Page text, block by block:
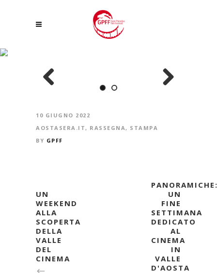
10 GIUGNO 2022
AOSTASERA.IT, RASSEGNA, STAMPA
BY GPFF
UN
WEEKEND
ALLA
SCOPERTA
DELLA
VALLE
DEL
CINEMA
UN
FINE
SETTIMANA
DEDICATO
AL
CINEMA
IN
VALLE
D'AOSTA